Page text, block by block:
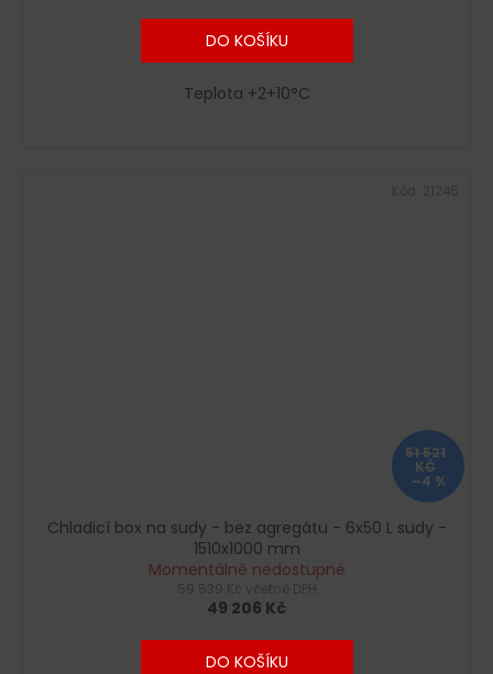
DO KOŠÍKU
Teplota +2+10°C
51 521
KČ
–4 %
Chladicí box na sudy - bez agregátu - 6x50 L sudy -
1510x1000 mm
Momentálně nedostupné
49 206 Kč
DO KOŠÍKU